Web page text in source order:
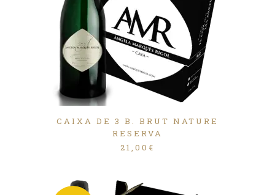
CAIXA DE 3 B. BRUT NATURE
RESERVA
21,00 €